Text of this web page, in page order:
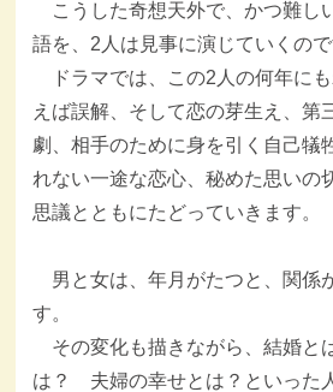
こうした奇想天外で、かつ難し
語を、2人は見事に演じていくので
ドラマでは、この2人の何年に
えば誤解、そして恋の芽生え、第
劇、相手のために身を引く自己犠
れない一途な恋心、秘めた思いの
思議とともにたどっていきます。
男と女は、年月がたつと、関係
す。
その変化も描きながら、結婚と
は？ 夫婦の幸せとは？といった